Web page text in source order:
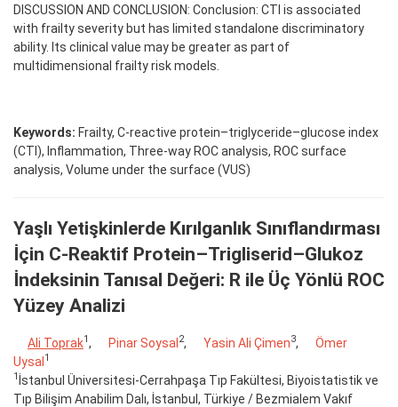
DISCUSSION AND CONCLUSION: Conclusion: CTI is associated
with frailty severity but has limited standalone discriminatory
ability. Its clinical value may be greater as part of
multidimensional frailty risk models.
Keywords: Frailty, C-reactive protein–triglyceride–glucose index
(CTI), Inflammation, Three-way ROC analysis, ROC surface
analysis, Volume under the surface (VUS)
Yaşlı Yetişkinlerde Kırılganlık Sınıflandırması
İçin C-Reaktif Protein–Trigliserid–Glukoz
İndeksinin Tanısal Değeri: R ile Üç Yönlü ROC
Yüzey Analizi
Ali Toprak1 , Pinar Soysal2, Yasin Ali Çimen3,
Ömer
Uysal1
1 İstanbul Üniversitesi-Cerrahpaşa Tıp Fakültesi, Biyoistatistik ve
Tıp Bilişim Anabilim Dalı, İstanbul, Türkiye / Bezmialem Vakıf